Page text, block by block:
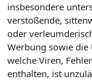
insbesondere
verstoßende,
oder
Werbung sowie
welche Viren,
enthalten, ist